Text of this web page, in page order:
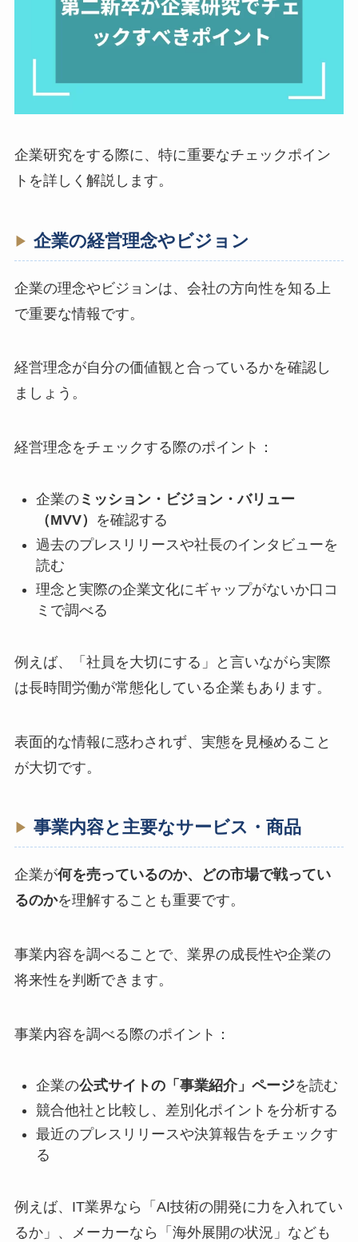
企業研究をする際に、特に重要なチェックポイン
トを詳しく解説します。
企業の経営理念やビジョン
企業の理念やビジョンは、会社の方向性を知る上
で重要な情報です。
経営理念が自分の価値観と合っているかを確認し
ましょう。
経営理念をチェックする際のポイント：
企業のミッション・ビジョン・バリュー
（MVV）
を確認する
過去のプレスリリースや社長のインタビューを
読む
理念と実際の企業文化にギャップがないか口コ
ミで調べる
例えば、「社員を大切にする」と言いながら実際
は長時間労働が常態化している企業もあります。
表面的な情報に惑わされず、実態を見極めること
が大切です。
事業内容と主要なサービス・商品
企業が何を売っているのか、どの市場で戦ってい
るのかを理解することも重要です。
事業内容を調べることで、業界の成長性や企業の
将来性を判断できます。
事業内容を調べる際のポイント：
企業の公式サイトの「事業紹介」ページを読む
競合他社と比較し、差別化ポイントを分析する
最近のプレスリリースや決算報告をチェックす
る
例えば、IT業界なら「AI技術の開発に力を入れてい
るか」、メーカーなら「海外展開の状況」なども